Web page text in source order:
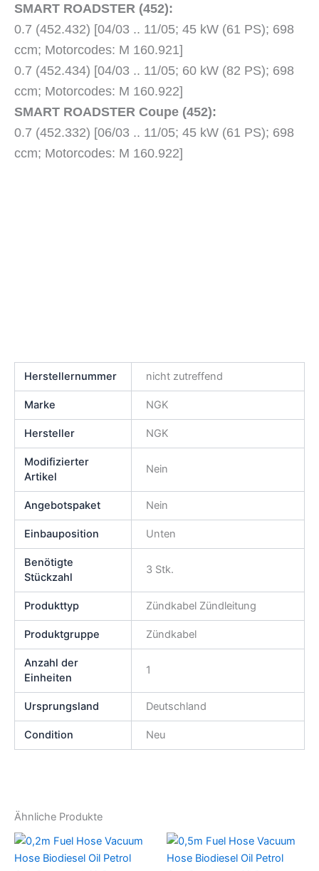
SMART ROADSTER (452):
0.7 (452.432) [04/03 .. 11/05; 45 kW (61 PS); 698
ccm; Motorcodes: M 160.921]
0.7 (452.434) [04/03 .. 11/05; 60 kW (82 PS); 698
ccm; Motorcodes: M 160.922]
SMART ROADSTER Coupe (452):
0.7 (452.332) [06/03 .. 11/05; 45 kW (61 PS); 698
ccm; Motorcodes: M 160.922]
Herstellernummer nicht zutreffend
Marke NGK
Hersteller NGK
Modifizierter
Artikel
Nein
Angebotspaket Nein
Einbauposition Unten
Benötigte
Stückzahl
3 Stk.
Produkttyp Zündkabel Zündleitung
Produktgruppe Zündkabel
Anzahl der
Einheiten
1
Ursprungsland Deutschland
Condition Neu
Ähnliche Produkte